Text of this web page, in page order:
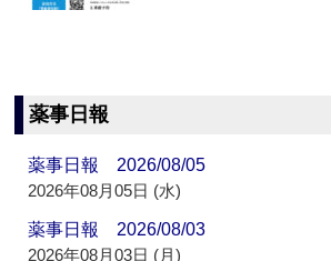
薬事日報
薬事日報 2026/08/05
2026年08月05日 (水)
薬事日報 2026/08/03
2026年08月03日 (月)